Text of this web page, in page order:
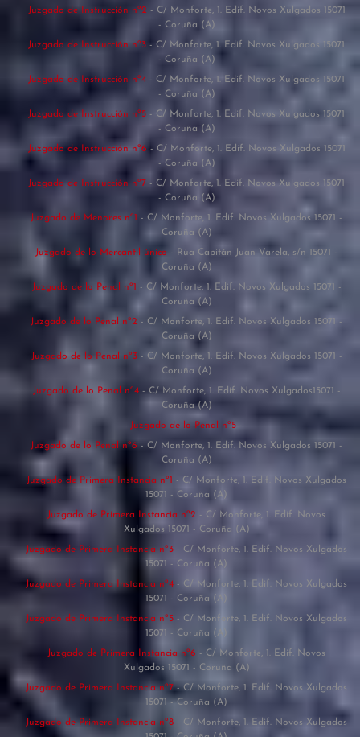
Juzgado de Instrucción nº2 - C/ Monforte, 1. Edif. Novos Xulgados 15071
- Coruña (A)
Juzgado de Instrucción nº3 - C/ Monforte, 1. Edif. Novos Xulgados 15071
- Coruña (A)
Juzgado de Instrucción nº4 - C/ Monforte, 1. Edif. Novos Xulgados 15071
- Coruña (A)
Juzgado de Instrucción nº5 - C/ Monforte, 1. Edif. Novos Xulgados 15071
- Coruña (A)
Juzgado de Instrucción nº6 - C/ Monforte, 1. Edif. Novos Xulgados 15071
- Coruña (A)
Juzgado de Instrucción nº7 - C/ Monforte, 1. Edif. Novos Xulgados 15071
- Coruña (A)
Juzgado de Menores nº1 - C/ Monforte, 1. Edif. Novos Xulgados 15071 -
Coruña (A)
Juzgado de lo Mercantil único - Rúa Capitán Juan Varela, s/n 15071 -
Coruña (A)
Juzgado de lo Penal nº1 - C/ Monforte, 1. Edif. Novos Xulgados 15071 -
Coruña (A)
Juzgado de lo Penal nº2 - C/ Monforte, 1. Edif. Novos Xulgados 15071 -
Coruña (A)
Juzgado de lo Penal nº3 - C/ Monforte, 1. Edif. Novos Xulgados 15071 -
Coruña (A)
Juzgado de lo Penal nº4 - C/ Monforte, 1. Edif. Novos Xulgados15071 -
Coruña (A)
Juzgado de lo Penal nº5 -
Juzgado de lo Penal nº6 - C/ Monforte, 1. Edif. Novos Xulgados 15071 -
Coruña (A)
Juzgado de Primera Instancia nº1 - C/ Monforte, 1. Edif. Novos Xulgados
15071 - Coruña (A)
Juzgado de Primera Instancia nº2 - C/ Monforte, 1. Edif. Novos
Xulgados 15071 - Coruña (A)
Juzgado de Primera Instancia nº3 - C/ Monforte, 1. Edif. Novos Xulgados
15071 - Coruña (A)
Juzgado de Primera Instancia nº4 - C/ Monforte, 1. Edif. Novos Xulgados
15071 - Coruña (A)
Juzgado de Primera Instancia nº5 - C/ Monforte, 1. Edif. Novos Xulgados
15071 - Coruña (A)
Juzgado de Primera Instancia nº6 - C/ Monforte, 1. Edif. Novos
Xulgados 15071 - Coruña (A)
Juzgado de Primera Instancia nº7- C/ Monforte, 1. Edif. Novos Xulgados
15071 - Coruña (A)
Juzgado de Primera Instancia nº8 - C/ Monforte, 1. Edif. Novos Xulgados